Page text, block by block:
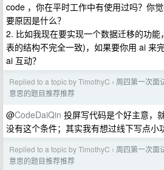
code ，你在平时工作中有使用过吗？你
要原因是什么？
2. 比如我现在要实现一个数据迁移的功
表的结构不完全一致)，如果要你用 ai 来
ai 互动？
Replied to a topic by TimothyC › 周四第一次面
意思的题目推荐推荐
@CodeDaiQin 投屏写代码是个好主意，
没有这个条件；其实我有想过线下写点小
Replied to a topic by TimothyC › 周四第一次面
意思的题目推荐推荐